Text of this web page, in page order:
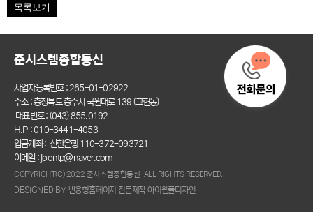
목록보기
준시스템종합통신
사업자등록번호 : 265-01-02922
주소 : 충청북도 충주시 국원대로 139 (교현동)
대표번호 : (043) 855.0192
H.P : 010-3441-4053
입금계좌 : 신한은행 110-372-093721
이메일 : joontp@naver.com
COPYRIGHT(C) 2022 준시스템종합통신 ALL RIGHTS RESERVED.
DESIGNED BY 반응형홈페이지 전문제작 아이웹플디자인